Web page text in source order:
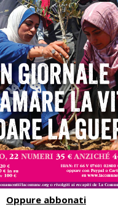
Oppure abbonati